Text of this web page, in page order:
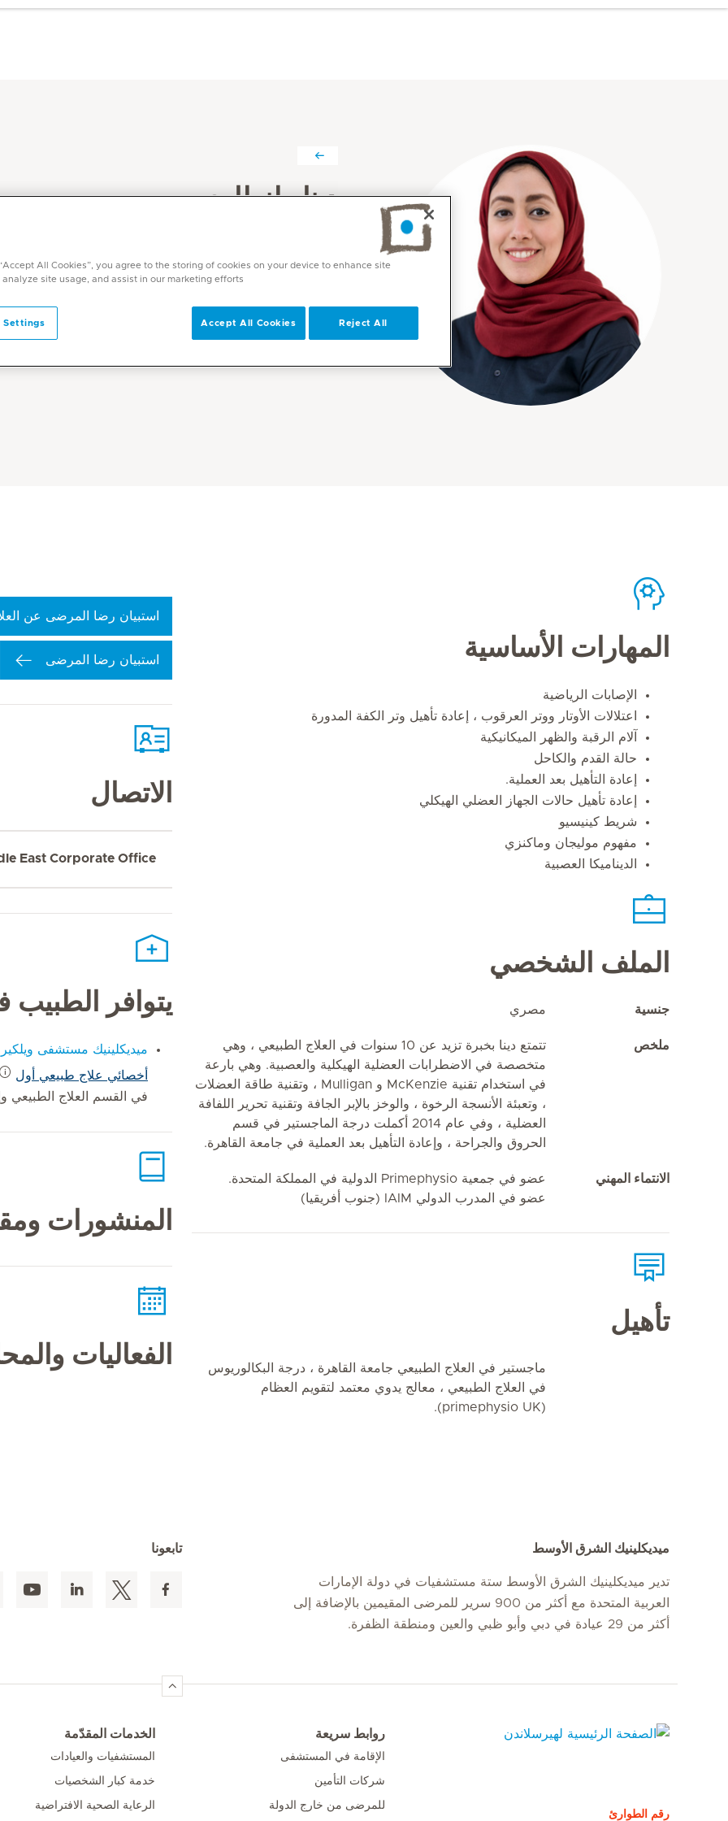
دينا طنطاوي
المهارات الأساسية
الإصابات الرياضية
اعتلالات الأوتار ووتر العرقوب ، إعادة تأهيل وتر الكفة المدورة
آلام الرقبة والظهر الميكانيكية
حالة القدم والكاحل
إعادة التأهيل بعد العملية.
إعادة تأهيل حالات الجهاز العضلي الهيكلي
شريط كينيسيو
مفهوم موليجان وماكنزي
الديناميكا العصبية
الملف الشخصي
جنسية مصري
ملخص
تتمتع دينا بخبرة تزيد عن 10 سنوات في العلاج الطبيعي ، وهي
متخصصة في الاضطرابات العضلية الهيكلية والعصبية. وهي بارعة
في استخدام تقنية McKenzie و Mulligan ، وتقنية طاقة العضلات
، وتعبئة الأنسجة الرخوة ، والوخز بالإبر الجافة وتقنية تحرير اللفافة
العضلية ، وفي عام 2014 أكملت درجة الماجستير في قسم
الحروق والجراحة ، وإعادة التأهيل بعد العملية في جامعة القاهرة.
الانتماء المهني
عضو في جمعية Primephysio الدولية في المملكة المتحدة.
عضو في المدرب الدولي IAIM (جنوب أفريقيا)
تأهيل
ماجستير في العلاج الطبيعي جامعة القاهرة ، درجة البكالوريوس
في العلاج الطبيعي ، معالج يدوي معتمد لتقويم العظام
(primephysio UK).
استبيان رضا المرضى عن
استبيان رضا المرضى
الاتصال
East Corporate Office
يتوافر الطبيب
ميديكلينيك مستشفى ويلكير
أخصائي علاج طبيعي أول
في القسم العلاج الطبيعي
المنشورات
الفعاليات
ميديكلينيك الشرق الأوسط
تدير ميديكلينيك الشرق الأوسط ستة مستشفيات في دولة الإمارات
العربية المتحدة مع أكثر من 900 سرير للمرضى المقيمين بالإضافة إلى
أكثر من 29 عيادة في دبي وأبو ظبي والعين ومنطقة الظفرة.
تابعونا
رقم الطوارئ
روابط سريعة
الإقامة في المستشفى
شركات التأمين
للمرضى من خارج الدولة
الخدمات المقدّمة
المستشفيات والعيادات
خدمة كبار الشخصيات
الرعاية الصحية الافتراضية
All Cookies”, you agree to the storing of cookies on your device to enhance site
analyze site usage, and assist in our marketing efforts.
Settings Reject All
Accept All Cookies